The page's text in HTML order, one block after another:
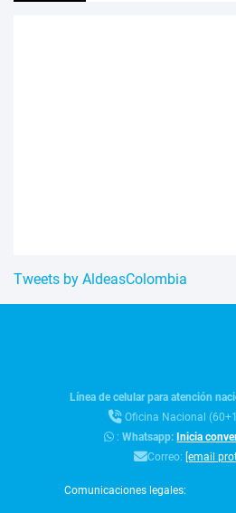
Tweets by AldeasColombia
Línea de celular para atención
Oficina Nacional
:Whatsapp:Inicia
Correo: [email
Comunicaciones legales: